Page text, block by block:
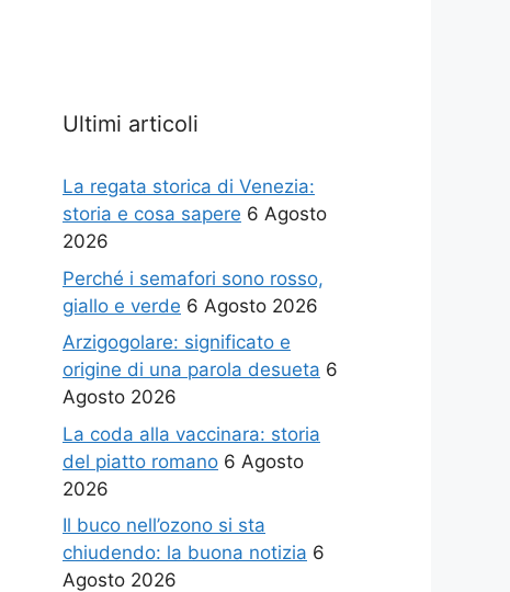
Ultimi articoli
La regata storica di Venezia:
storia e cosa sapere 6 Agosto
2026
Perché i semafori sono rosso,
giallo e verde 6 Agosto 2026
Arzigogolare: significato e
origine di una parola desueta 6
Agosto 2026
La coda alla vaccinara: storia
del piatto romano 6 Agosto
2026
Il buco nell’ozono si sta
chiudendo: la buona notizia 6
Agosto 2026